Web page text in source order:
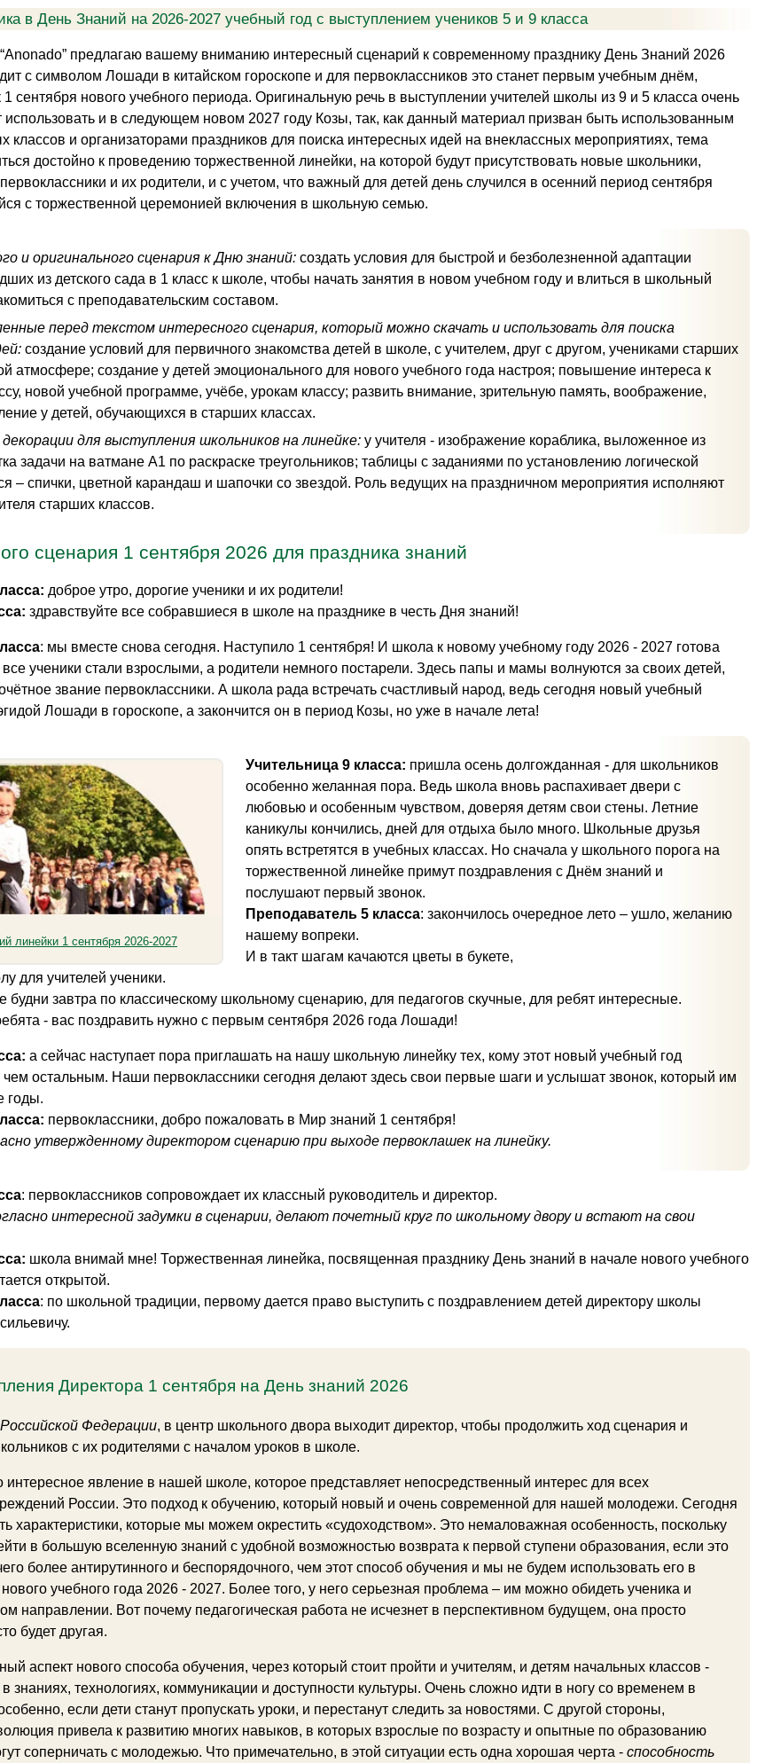
в День Знаний на 2026-2027 учебный год с выступлением учеников 5 и 9 класса
предлагаю вашему вниманию интересный сценарий к современному празднику День Знаний 2026
с символом Лошади в китайском гороскопе и для первоклассников это станет первым учебным днём,
сентября нового учебного периода. Оригинальную речь в выступлении учителей школы из 9 и 5 класса очень
и в следующем новом 2027 году Козы, так, как данный материал призван быть использованным
классов и организаторами праздников для поиска интересных идей на внеклассных мероприятиях, тема
достойно к проведению торжественной линейки, на которой будут присутствовать новые школьники,
и их родители, и с учетом, что важный для детей день случился в осенний период сентября
с торжественной церемонией включения в школьную семью.
и оригинального сценария к Дню знаний: создать условия для быстрой и безболезненной адаптации
из детского сада в 1 класс к школе, чтобы начать занятия в новом учебном году и влиться в школьный
с преподавательским составом.
перед текстом интересного сценария, который можно скачать и использовать для поиска
создание условий для первичного знакомства детей в школе, с учителем, друг с другом, учениками старших
атмосфере; создание у детей эмоционального для нового учебного года настроя; повышение интереса к
новой учебной программе, учёбе, урокам классу; развить внимание, зрительную память, воображение,
у детей, обучающихся в старших классах.
для выступления школьников на линейке: у учителя - изображение кораблика, выложенное из
задачи на ватмане A1 по раскраске треугольников; таблицы с заданиями по установлению логической
– спички, цветной карандаш и шапочки со звездой. Роль ведущих на праздничном мероприятия исполняют
старших классов.
сценария 1 сентября 2026 для праздника знаний
доброе утро, дорогие ученики и их родители!
здравствуйте все собравшиеся в школе на празднике в честь Дня знаний!
: мы вместе снова сегодня. Наступило 1 сентября! И школа к новому учебному году 2026 - 2027 готова
ученики стали взрослыми, а родители немного постарели. Здесь папы и мамы волнуются за своих детей,
звание первоклассники. А школа рада встречать счастливый народ, ведь сегодня новый учебный
Лошади в гороскопе, а закончится он в период Козы, но уже в начале лета!
линейки 1 сентября 2026-2027
Учительница 9 класса: пришла осень долгожданная - для школьников
особенно желанная пора. Ведь школа вновь распахивает двери с
любовью и особенным чувством, доверяя детям свои стены. Летние
каникулы кончились, дней для отдыха было много. Школьные друзья
опять встретятся в учебных классах. Но сначала у школьного порога на
торжественной линейке примут поздравления с Днём знаний и
послушают первый звонок.
Преподаватель 5 класса: закончилось очередное лето – ушло, желанию
нашему вопреки.
И в такт шагам качаются цветы в букете,
для учителей ученики.
будни завтра по классическому школьному сценарию, для педагогов скучные, для ребят интересные.
- вас поздравить нужно с первым сентября 2026 года Лошади!
а сейчас наступает пора приглашать на нашу школьную линейку тех, кому этот новый учебный год
остальным. Наши первоклассники сегодня делают здесь свои первые шаги и услышат звонок, который им
годы.
первоклассники, добро пожаловать в Мир знаний 1 сентября!
утвержденному директором сценарию при выходе первоклашек на линейку.
: первоклассников сопровождает их классный руководитель и директор.
интересной задумки в сценарии, делают почетный круг по школьному двору и встают на свои
школа внимай мне! Торжественная линейка, посвященная празднику День знаний в начале нового учебного
открытой.
: по школьной традиции, первому дается право выступить с поздравлением детей директору школы
Директора 1 сентября на День знаний 2026
Федерации, в центр школьного двора выходит директор, чтобы продолжить ход сценария и
с их родителями с началом уроков в школе.
интересное явление в нашей школе, которое представляет непосредственный интерес для всех
России. Это подход к обучению, который новый и очень современной для нашей молодежи. Сегодня
характеристики, которые мы можем окрестить «судоходством». Это немаловажная особенность, поскольку
в большую вселенную знаний с удобной возможностью возврата к первой ступени образования, если это
более антирутинного и беспорядочного, чем этот способ обучения и мы не будем использовать его в
учебного года 2026 - 2027. Более того, у него серьезная проблема – им можно обидеть ученика и
направлении. Вот почему педагогическая работа не исчезнет в перспективном будущем, она просто
будет другая.
аспект нового способа обучения, через который стоит пройти и учителям, и детям начальных классов -
знаниях, технологиях, коммуникации и доступности культуры. Очень сложно идти в ногу со временем в
если дети станут пропускать уроки, и перестанут следить за новостями. С другой стороны,
привела к развитию многих навыков, в которых взрослые по возрасту и опытные по образованию
соперничать с молодежью. Что примечательно, в этой ситуации есть одна хорошая черта - способность